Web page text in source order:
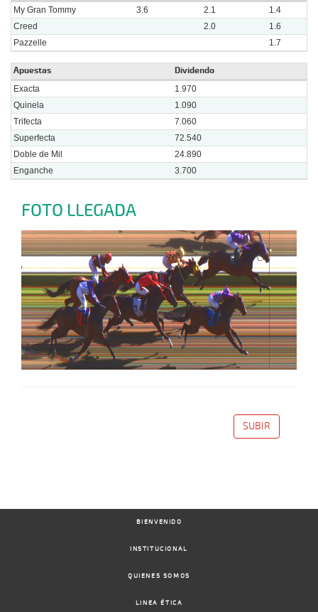
My Gran Tommy 3.6 2.1
1.4
Creed
2.0
1.6
Pazzelle
1.7
Apuestas Dividendo
Exacta
1.970
Quinela
1.090
Trifecta
7.060
Superfecta
72.540
Doble de Mil
24.890
Enganche
3.700
FOTO LLEGADA
SUBIR
BIENVENIDO
INSTITUCIONAL
QUIENES SOMOS
LINEA ÉTICA